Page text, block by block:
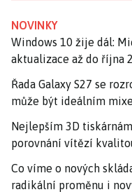
NOVINKY
Windows 10 žije dál:
aktualizace až do října
Řada Galaxy S27 se
může být ideálním
Nejlepším 3D
porovnání vítězí
Co víme o nových
radikální proměnu i